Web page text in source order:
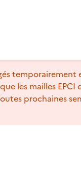
temporairement
les mailles
prochaines